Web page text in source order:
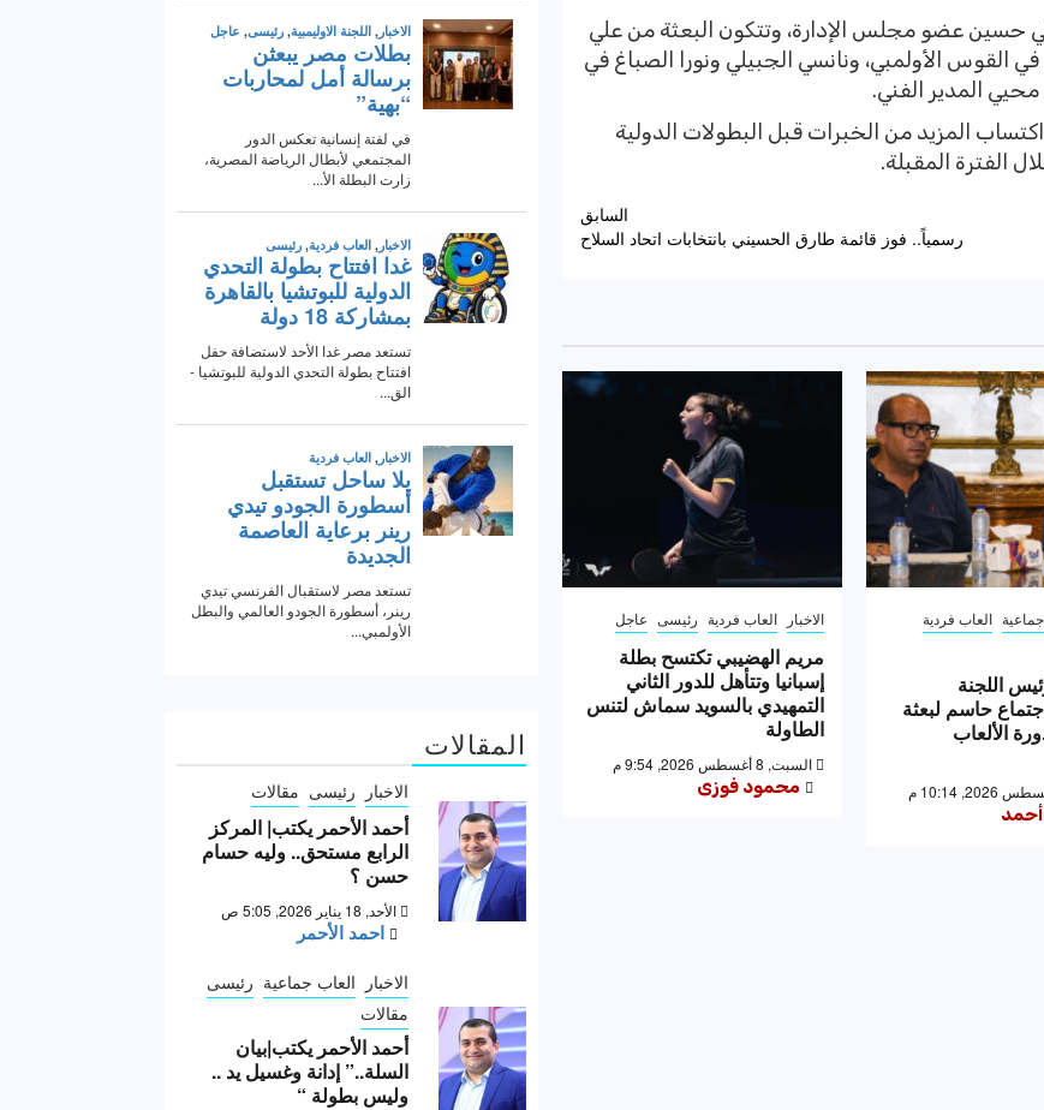
حسين عضو مجلس الإدارة، وتتكون البعثة من علي
القوس الأولمبي، ونانسي الجبيلي ونورا الصباغ في
المدير الفني.
المزيد من الخبرات قبل البطولات الدولية
الفترة المقبلة.
السابق
رسمياً.. فوز قائمة طارق الحسيني بانتخابات اتحاد السلاح
العاب فردية
اللجنة
حاسم لبعثة
الألعاب
الاخبار العاب فردية رئيسى عاجل
مريم الهضيبي تكتسح بطلة
إسبانيا وتتأهل للدور الثاني
التمهيدي بالسويد سماش لتنس
الطاولة
السبت, 8 أغسطس 2026, 9:54 م
محمود فوزى
المقالات
الاخبار رئيسى مقالات
أحمد الأحمر يكتب| المركز
الرابع مستحق.. وليه حسام
حسن ؟
الأحد, 18 يناير 2026, 5:05 ص
احمد الأحمر
الاخبار العاب جماعية رئيسى
مقالات
أحمد الأحمر يكتب|بيان
السلة..” إدانة وغسيل يد ..
وليس بطولة “